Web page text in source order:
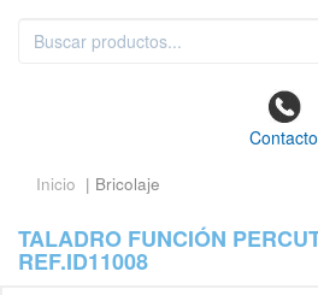
Contacto
Inicio | Bricolaje
TALADRO FUNCIÓN
REF.ID11008